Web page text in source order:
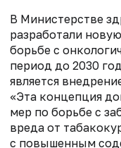
В Министерстве
разработали
борьбе с
период до 2030
является
«Эта концепция
мер по борьбе с
вреда от
с повышенным